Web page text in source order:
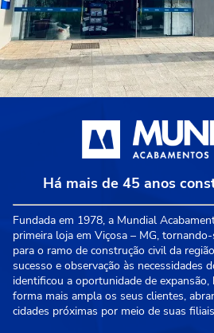
Há mais de 45 anos
Fundada em 1978, a Mundial
primeira loja em Viçosa – MG,
para o ramo de construção civil da
sucesso e observação às necessidades
identificou a oportunidade de
forma mais ampla os seus clientes,
cidades próximas por meio de suas